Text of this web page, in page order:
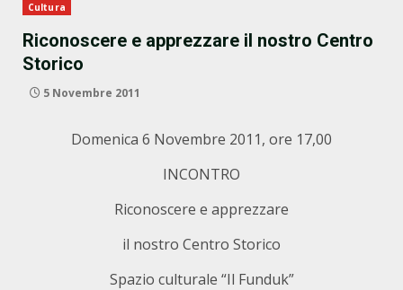
Cultura
Riconoscere e apprezzare il nostro Centro
Storico
5 Novembre 2011
Domenica 6 Novembre 2011, ore 17,00
INCONTRO
Riconoscere e apprezzare
il nostro Centro Storico
Spazio culturale “Il Funduk”